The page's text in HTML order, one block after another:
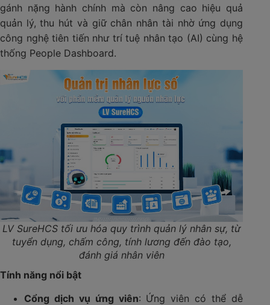
gánh nặng hành chính mà còn nâng cao hiệu quả
quản lý, thu hút và giữ chân nhân tài nhờ ứng dụng
công nghệ tiên tiến như trí tuệ nhân tạo (AI) cùng hệ
thống People Dashboard.
LV SureHCS tối ưu hóa quy trình quản lý nhân sự, từ
tuyển dụng, chấm công, tính lương đến đào tạo,
đánh giá nhân viên
Tính năng nổi bật
Cổng dịch vụ ứng viên: Ứng viên có thể dễ